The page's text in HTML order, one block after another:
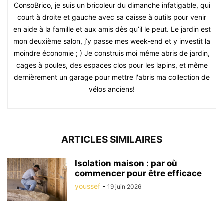
ConsoBrico, je suis un bricoleur du dimanche infatigable, qui
court à droite et gauche avec sa caisse à outils pour venir
en aide à la famille et aux amis dès qu’il le peut. Le jardin est
mon deuxième salon, j’y passe mes week-end et y investit la
moindre économie ; ) Je construis moi même abris de jardin,
cages à poules, des espaces clos pour les lapins, et même
dernièrement un garage pour mettre l'abris ma collection de
vélos anciens!
ARTICLES SIMILAIRES
Isolation maison : par où
commencer pour être efficace
youssef - 19 juin 2026